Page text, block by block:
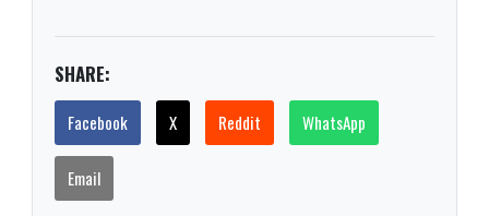
SHARE:
Facebook X Reddit WhatsApp
Email